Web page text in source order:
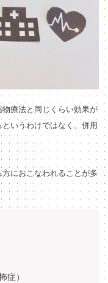
療法と同じくらい効果が
いうわけではなく、併用
におこなわれることが多
症）